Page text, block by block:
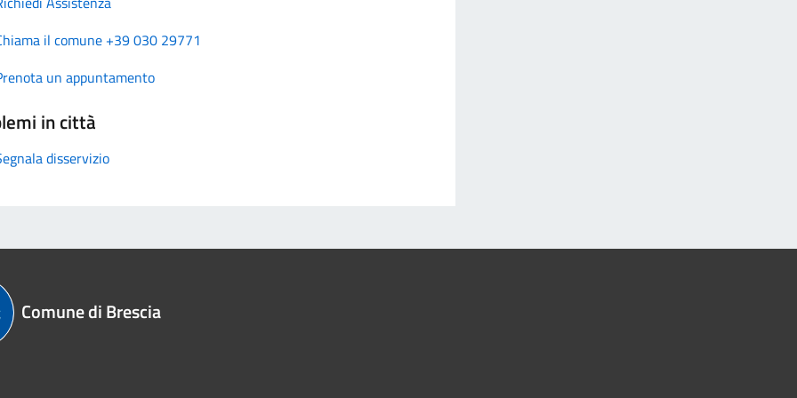
il comune +39 030 29771
un appuntamento
in città
disservizio
Comune di Brescia